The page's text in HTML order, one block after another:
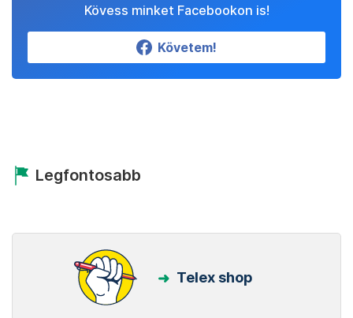
Kövess minket Facebookon is!
Követem!
Legfontosabb
Telex shop